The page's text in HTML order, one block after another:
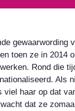
gewaarwording
toen ze in 2014
Rond die
Als
viel haar op dat
dat ze